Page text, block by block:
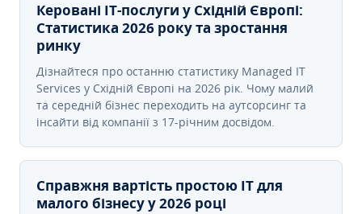
Керовані ІТ-послуги у Східній Європі:
Статистика 2026 року та зростання
ринку
Дізнайтеся про останню статистику Managed IT
Services у Східній Європі на 2026 рік. Чому малий
та середній бізнес переходить на аутсорсинг та
інсайти від компанії з 17-річним досвідом.
Справжня вартість простою IT для
малого бізнесу у 2026 році